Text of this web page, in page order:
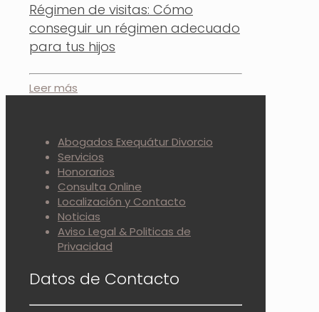
Régimen de visitas: Cómo
conseguir un régimen adecuado
para tus hijos
Leer más
Abogados Exequátur Divorcio
Servicios
Honorarios
Consulta Online
Localización y Contacto
Noticias
Aviso Legal & Politicas de
Privacidad
Datos de Contacto